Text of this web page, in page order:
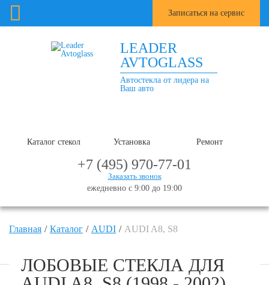
Записаться на сервис
LEADER
AVTOGLASS
Автостекла от лидера на
Ваш авто
Каталог стекол Установка Ремонт
+7 (495) 970-77-01
Заказать звонок
ежедневно с 9:00 до 19:00
Главная Каталог AUDI AUDI A8, S8
ЛОБОВЫЕ СТЕКЛА ДЛЯ